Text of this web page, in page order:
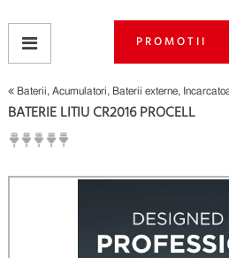
PROMOTII
Baterii, Acumulatori, Baterii externe,
BATERIE LITIU CR2016 PROCELL
Fii primul care scrie un review